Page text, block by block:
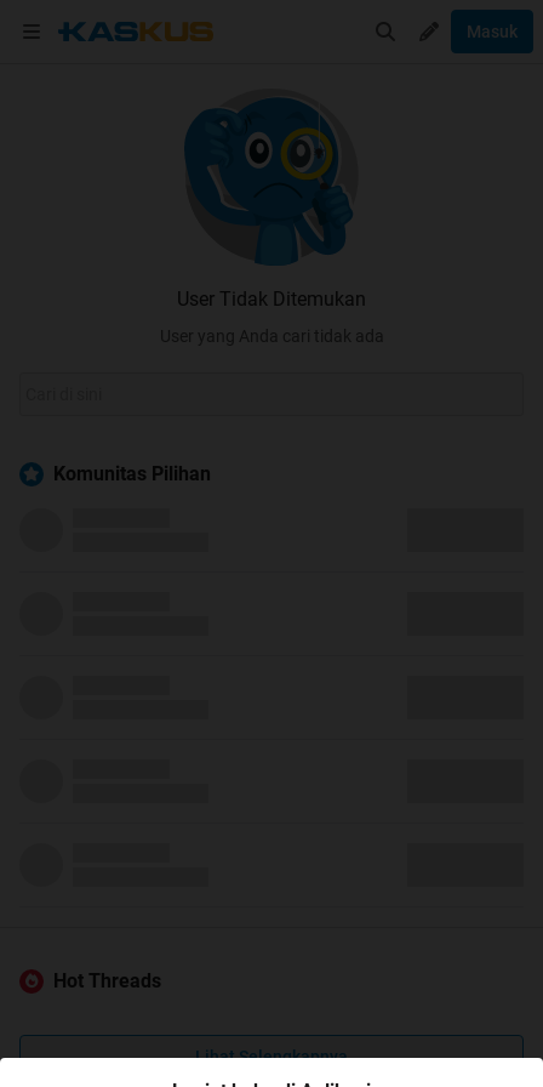
Masuk
User Tidak Ditemukan
User yang Anda cari tidak ada
Komunitas Pilihan
Hot Threads
Lihat Selengkapnya